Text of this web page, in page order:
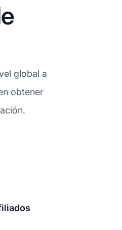
global a
obtener